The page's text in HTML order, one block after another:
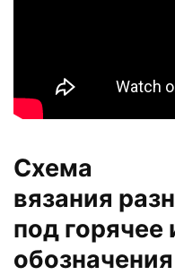
Схема
вязания
под горячее
обозначения